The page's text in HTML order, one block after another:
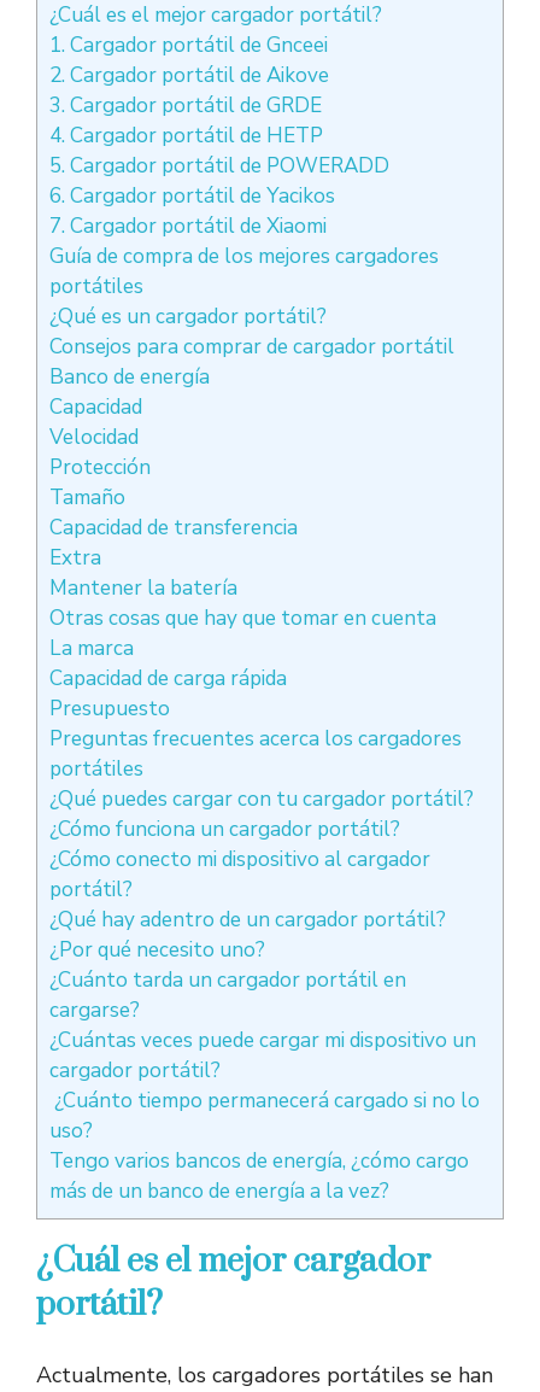
¿Cuál es el mejor cargador portátil?
1. Cargador portátil de Gnceei
2. Cargador portátil de Aikove
3. Cargador portátil de GRDE
4. Cargador portátil de HETP
5. Cargador portátil de POWERADD
6. Cargador portátil de Yacikos
7. Cargador portátil de Xiaomi
Guía de compra de los mejores cargadores
portátiles
¿Qué es un cargador portátil?
Consejos para comprar de cargador portátil
Banco de energía
Capacidad
Velocidad
Protección
Tamaño
Capacidad de transferencia
Extra
Mantener la batería
Otras cosas que hay que tomar en cuenta
La marca
Capacidad de carga rápida
Presupuesto
Preguntas frecuentes acerca los cargadores
portátiles
¿Qué puedes cargar con tu cargador portátil?
¿Cómo funciona un cargador portátil?
¿Cómo conecto mi dispositivo al cargador
portátil?
¿Qué hay adentro de un cargador portátil?
¿Por qué necesito uno?
¿Cuánto tarda un cargador portátil en
cargarse?
¿Cuántas veces puede cargar mi dispositivo un
cargador portátil?
¿Cuánto tiempo permanecerá cargado si no lo
uso?
Tengo varios bancos de energía, ¿cómo cargo
más de un banco de energía a la vez?
¿Cuál es el mejor cargador
portátil?
Actualmente, los cargadores portátiles se han